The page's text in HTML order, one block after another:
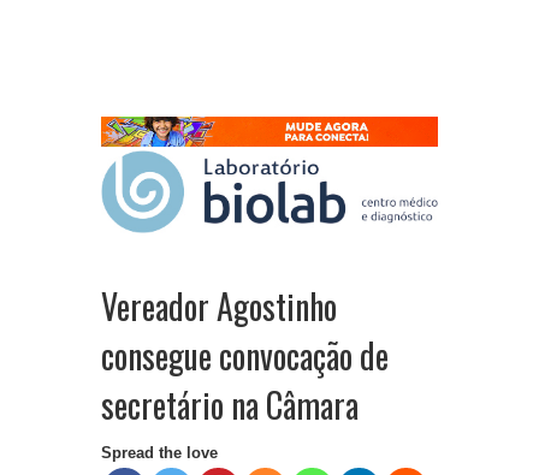
Vereador Agostinho
consegue convocação de
secretário na Câmara
Spread the love